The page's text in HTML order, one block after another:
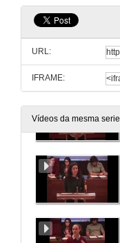
URL:
IFRAME:
Vídeos da mesma serie